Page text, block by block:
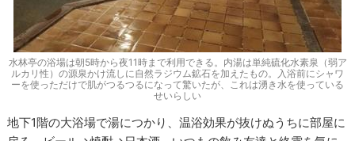
水林亭の浴場は朝5時から夜11時まで利用できる。内湯は単純硫化水素泉（弱ア
ルカリ性）の源泉かけ流しに自然ラジウム鉱石を加えたもの。入浴前にシャワ
ーを使っただけで肌がつるつるになって驚いたが、これは湧き水を使っている
せいらしい
地下1階の大浴場で湯につかり、温浴効果が抜けぬうちに部屋に